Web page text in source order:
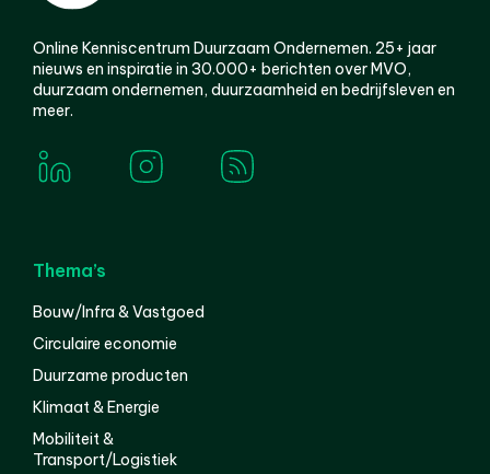
Online Kenniscentrum Duurzaam Ondernemen. 25+ jaar
nieuws en inspiratie in 30.000+ berichten over MVO,
duurzaam ondernemen, duurzaamheid en bedrijfsleven en
meer.
Thema’s
Bouw/Infra & Vastgoed
Circulaire economie
Duurzame producten
Klimaat & Energie
Mobiliteit &
Transport/Logistiek